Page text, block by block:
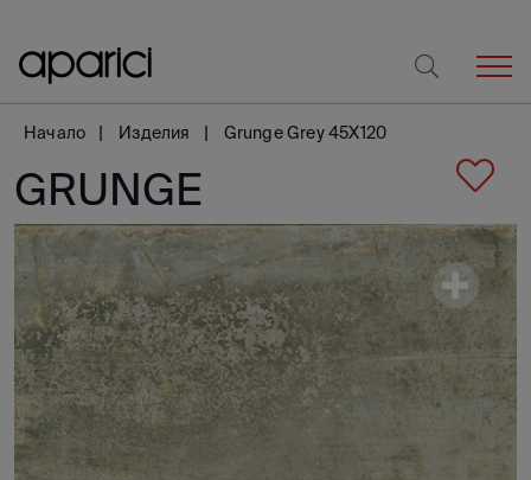
Начало Изделия Grunge Grey 45X120
GRUNGE